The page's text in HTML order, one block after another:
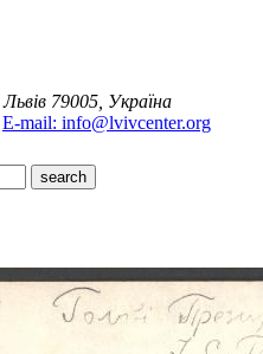
Львів 79005, Україна
E-mail: info@lvivcenter.org
search